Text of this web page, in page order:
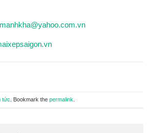
tức . Bookmark the permalink